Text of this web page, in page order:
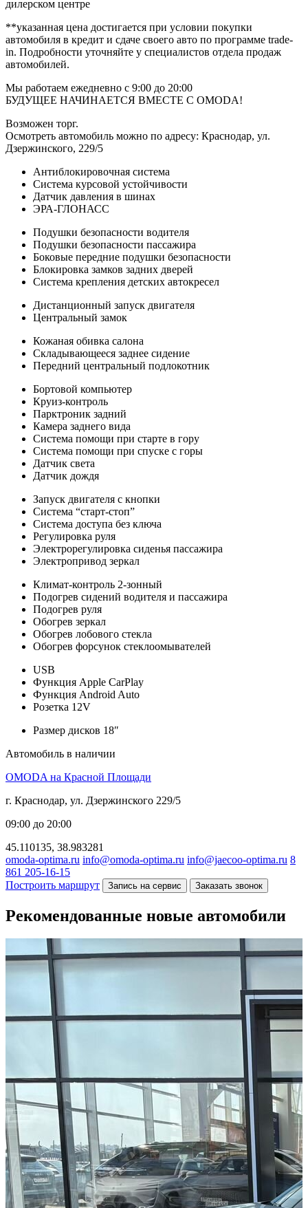
дилерском центре
**указанная цена достигается при условии покупки
автомобиля в кредит и сдаче своего авто по программе trаdе-
in. Подробности уточняйте у специалистов отдела продаж
автомобилей.
Мы работаем ежедневно с 9:00 до 20:00
БУДУЩЕЕ НАЧИНАЕТСЯ ВМЕСТЕ С ОМОDА!
Возможен торг.
Осмотреть автомобиль можно по адресу: Краснодар, ул.
Дзержинского, 229/5
Антиблокировочная система
Система курсовой устойчивости
Датчик давления в шинах
ЭРА-ГЛОНАСС
Подушки безопасности водителя
Подушки безопасности пассажира
Боковые передние подушки безопасности
Блокировка замков задних дверей
Система крепления детских автокресел
Дистанционный запуск двигателя
Центральный замок
Кожаная обивка салона
Складывающееся заднее сидение
Передний центральный подлокотник
Бортовой компьютер
Круиз-контроль
Парктроник задний
Камера заднего вида
Система помощи при старте в гору
Система помощи при спуске с горы
Датчик света
Датчик дождя
Запуск двигателя с кнопки
Система “старт-стоп”
Система доступа без ключа
Регулировка руля
Электрорегулировка сиденья пассажира
Электропривод зеркал
Климат-контроль 2-зонный
Подогрев сидений водителя и пассажира
Подогрев руля
Обогрев зеркал
Обогрев лобового стекла
Обогрев форсунок стеклоомывателей
USB
Функция Apple CarPlay
Функция Android Auto
Розетка 12V
Размер дисков 18″
Автомобиль в наличии
OMODA на Красной Площади
г. Краснодар, ул. Дзержинского 229/5
09:00 до 20:00
45.110135, 38.983281
omoda-optima.ru info@omoda-optima.ru info@jaecoo-optima.ru 8
861 205-16-15
Построить маршрут
Запись на сервис Заказать звонок
Рекомендованные новые автомобили